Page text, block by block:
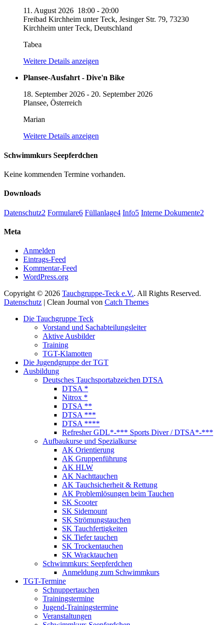
11. August 2026 18:00 - 20:00
Freibad Kirchheim unter Teck, Jesinger Str. 79, 73230
Kirchheim unter Teck, Deutschland
Tabea
Weitere Details anzeigen
Plansee-Ausfahrt - Dive'n Bike
18. September 2026 - 20. September 2026
Plansee, Österreich
Marian
Weitere Details anzeigen
Schwimmkurs Seepferdchen
Keine kommenden Termine vorhanden.
Downloads
Datenschutz2 Formulare6 Füllanlage4 Info5 Interne Dokumente2
Meta
Anmelden
Eintrags-Feed
Kommentar-Feed
WordPress.org
Copyright © 2026 Tauchgruppe-Teck e.V.. All Rights Reserved.
Datenschutz | Clean Journal von Catch Themes
scrollenDie Tauchgruppe Teck
Vorstand und Sachabteilungsleiter
Aktive Ausbilder
Training
TGT-Klamotten
Die Jugendgruppe der TGT
Ausbildung
Deutsches Tauchsportabzeichen DTSA
DTSA *
Nitrox *
DTSA **
DTSA ***
DTSA ****
Refresher GDL*-*** Sports Diver / DTSA*-***
Aufbaukurse und Spezialkurse
AK Orientierung
AK Gruppenführung
AK HLW
AK Nachttauchen
AK Tauchsicherheit & Rettung
AK Problemlösungen beim Tauchen
SK Scooter
SK Sidemount
SK Strömungstauchen
SK Tauchfertigkeiten
SK Tiefer tauchen
SK Trockentauchen
SK Wracktauchen
Schwimmkurs: Seepferdchen
Anmeldung zum Schwimmkurs
TGT-Termine
Schnuppertauchen
Trainingstermine
Jugend-Trainingstermine
Veranstaltungen